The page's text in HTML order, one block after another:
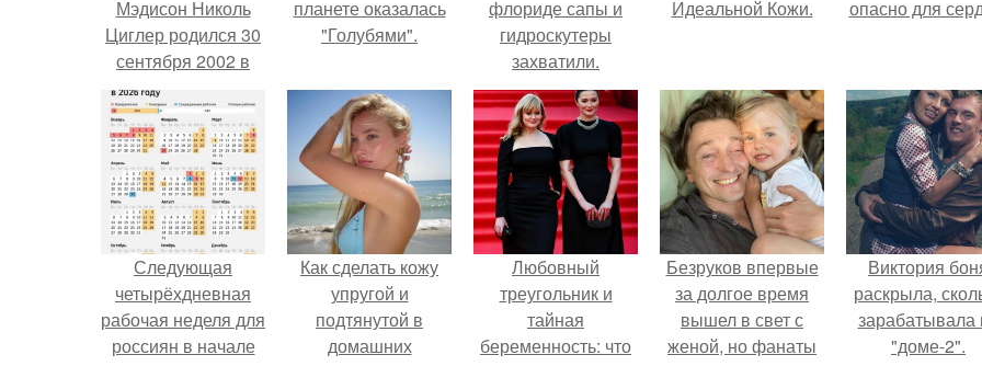
Мэдисон Николь
Циглер родился 30
сентября 2002 в
Питтсбурге, штат
Пенсильвания.
планете оказалась
"Голубями".
флориде сапы и
гидроскутеры
захватили.
Идеальной Кожи.
опасно для
Следующая
четырёхдневная
рабочая неделя для
россиян в начале
Как сделать кожу
упругой и
подтянутой в
домашних
Любовный
треугольник и
тайная
беременность: что
Безруков впервые
за долгое время
вышел в свет с
женой, но фанаты
Виктория
раскрыла,
зарабатывала
"доме-2".